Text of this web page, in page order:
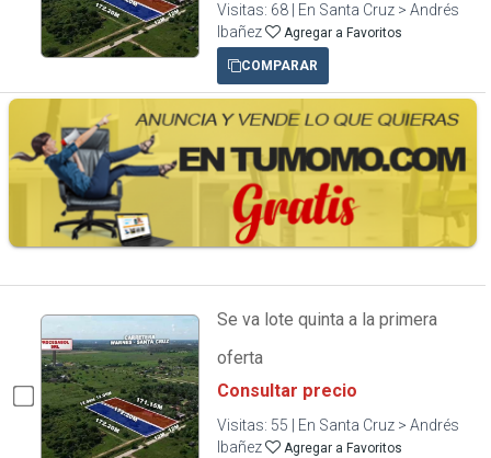
Visitas: 68 | En Santa Cruz > Andrés
Ibañez
Agregar a Favoritos
COMPARAR
Se va lote quinta a la primera
oferta
Consultar precio
Visitas: 55 | En Santa Cruz > Andrés
Ibañez
Agregar a Favoritos